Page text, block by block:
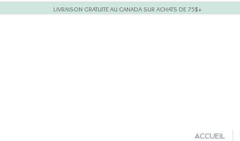
LIVRAISON GRATUITE AU CANADA SUR ACHATS DE 75$+
ACCUEIL